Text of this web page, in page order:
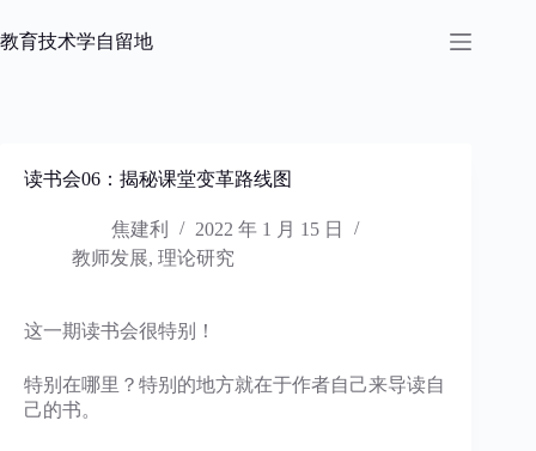
过
教育技术学自留地
读书会06：揭秘课堂变革路线图
焦建利
2022 年 1 月 15 日
教师发展, 理论研究
这一期读书会很特别！
特别在哪里？特别的地方就在于作者自己来导读自
己的书。